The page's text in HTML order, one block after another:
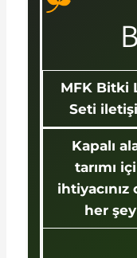
MFK Bitki
Seti
Kapalı
tarımı
ihtiyacınız
her şey